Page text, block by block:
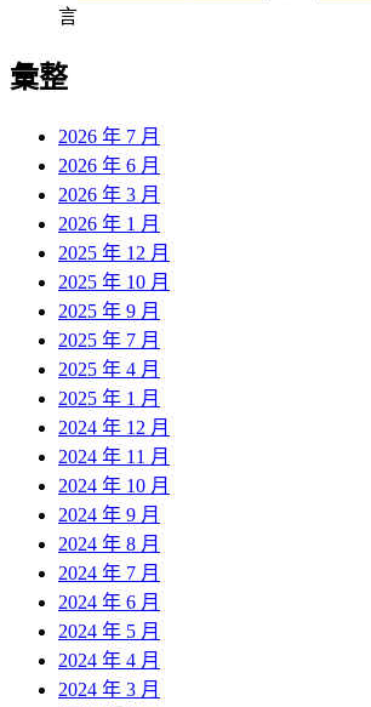
言
彙整
2026 年 7 月
2026 年 6 月
2026 年 3 月
2026 年 1 月
2025 年 12 月
2025 年 10 月
2025 年 9 月
2025 年 7 月
2025 年 4 月
2025 年 1 月
2024 年 12 月
2024 年 11 月
2024 年 10 月
2024 年 9 月
2024 年 8 月
2024 年 7 月
2024 年 6 月
2024 年 5 月
2024 年 4 月
2024 年 3 月